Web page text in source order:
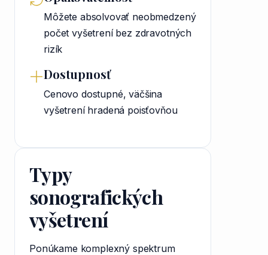
Môžete absolvovať neobmedzený
počet vyšetrení bez zdravotných
rizík
Dostupnosť
Cenovo dostupné, väčšina
vyšetrení hradená poisťovňou
Typy
sonografických
vyšetrení
Ponúkame komplexný spektrum